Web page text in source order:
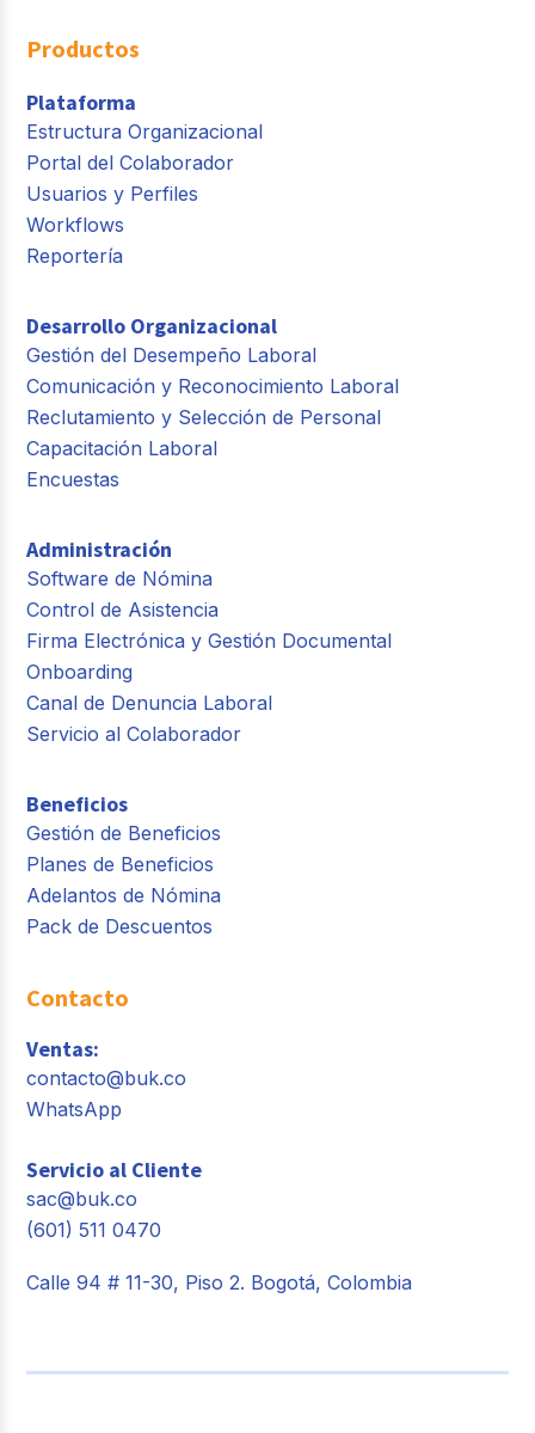
Productos
Plataforma
Estructura Organizacional
Portal del Colaborador
Usuarios y Perfiles
Workflows
Reportería
Desarrollo Organizacional
Gestión del Desempeño Laboral
Comunicación y Reconocimiento Laboral
Reclutamiento y Selección de Personal
Capacitación Laboral
Encuestas
Administración
Software de Nómina
Control de Asistencia
Firma Electrónica y Gestión Documental
Onboarding
Canal de Denuncia Laboral
Servicio al Colaborador
Beneficios
Gestión de Beneficios
Planes de Beneficios
Adelantos de Nómina
Pack de Descuentos
Contacto
Ventas:
contacto@buk.co
WhatsApp
Servicio al Cliente
sac@buk.co
(601) 511 0470
Calle 94 # 11-30, Piso 2. Bogotá, Colombia